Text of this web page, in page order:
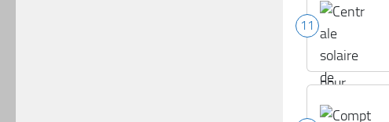
11